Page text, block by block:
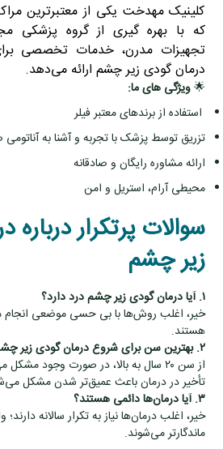
کلینیک مهدخت یکی از معتبرترین
که با بهره‌ گیری از گروه پزشکی
تجهیزات مدرن، خدمات تخصصی
درمان گودی زیر چشم ارائه می‌دهد.
🌟ویژگی‌ های ما:
استفاده از برندهای معتبر فیلر
تزریق توسط پزشک با تجربه و آشنا به
ارائه مشاوره رایگان و صادقانه
محیطی آرام، استریل و امن
سوالات پرتکرار
زیر چشم
۱. آیا درمان گودی زیر چشم درد دارد؟
خیر، اغلب روش‌ها با بی‌ حسی موضعی انجام
هستند.
۲. بهترین سن برای شروع درمان گودی زیر چشم چیست؟
از سن ۲۰ سال به بالا، در صورت وجود
تأخیر در درمان باعث عمیق‌تر شدن مشکل
۳. آیا درمان‌ها دائمی هستند؟
خیر، اغلب درمان‌ها نیاز به تکرار سالانه دارند؛
ماندگارتر می‌شوند.